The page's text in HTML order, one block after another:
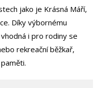
jako je Krásná Máří,
Díky výbornému
i pro rodiny se
rekreační běžkař,